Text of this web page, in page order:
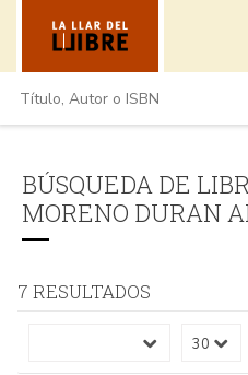
BÚSQUEDA DE
MORENO DURAN
7 RESULTADOS